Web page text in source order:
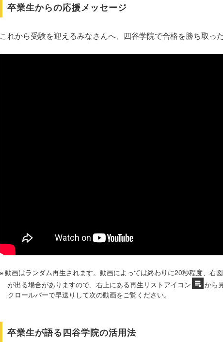
卒業生からの応援メッセージ
これから受験を迎えるみなさんへ、四谷学院で合格を勝ち取っ
動画はランダム再生されます。動画によっては終わりに20秒程度、右
が出る場合がありますので、右上にある再生リストアイコン
から
クロールバーで早送りして次の動画をご覧ください。
卒業生が語る四谷学院の活用法